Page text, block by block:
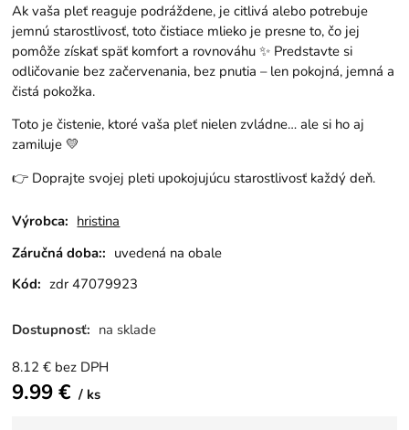
Ak vaša pleť reaguje podráždene, je citlivá alebo potrebuje
jemnú starostlivosť, toto čistiace mlieko je presne to, čo jej
pomôže získať späť komfort a rovnováhu ✨ Predstavte si
odličovanie bez začervenania, bez pnutia – len pokojná, jemná a
čistá pokožka.
Toto je čistenie, ktoré vaša pleť nielen zvládne… ale si ho aj
zamiluje 💛
👉 Doprajte svojej pleti upokojujúcu starostlivosť každý deň.
Výrobca: hristina
Záručná doba:: uvedená na obale
Kód: zdr 47079923
Dostupnosť: na sklade
8.12 € bez DPH
9.99€ ks